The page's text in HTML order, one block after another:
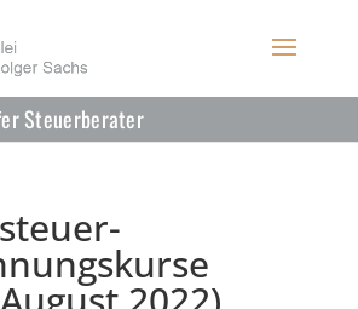
Steuerberater